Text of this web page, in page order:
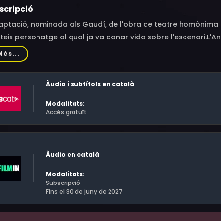
nominada als Gaudí, de l'obra de teatre homònima
personatge al qual ja va donar vida sobre
d'uns trenta, i el Josep, un home que ronda la
i avisen als seus familiars. La mare de l'Anna, el Toni,
a la sala d'espera de l'hospital. Curiosament no es
seus familiars anaven junts al mateix cotxe. De què es
ràpidament a especulacions, seguides d'acusacions de
Àudio i subtítols en català
Modalitats:
Accés gratuït
Àudio en català
Modalitats:
Subscripció
Fins el 30 de juny de 2027